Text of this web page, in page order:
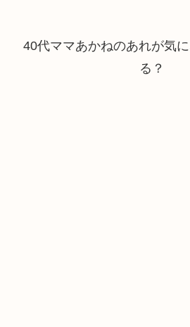
40代ママあかねのあれが気
る？